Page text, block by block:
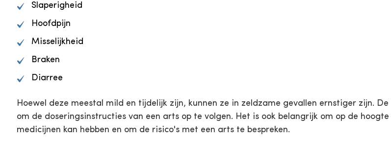
Slaperigheid
Hoofdpijn
Misselijkheid
Braken
Diarree
Hoewel deze meestal mild en tijdelijk zijn, kunnen ze in zeldzame gevallen ernstiger zijn.
om de doseringsinstructies van een arts op te volgen. Het is ook belangrijk om op de
medicijnen kan hebben en om de risico's met een arts te bespreken.